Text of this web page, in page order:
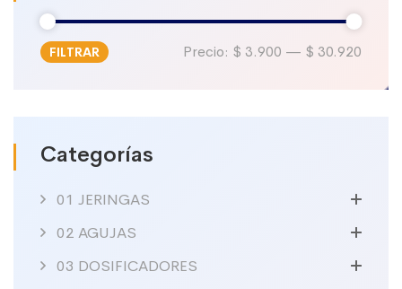
Precio
Precio
FILTRAR Precio: $ 3.900 — $ 30.920
Categorías
01 JERINGAS
02 AGUJAS
03 DOSIFICADORES